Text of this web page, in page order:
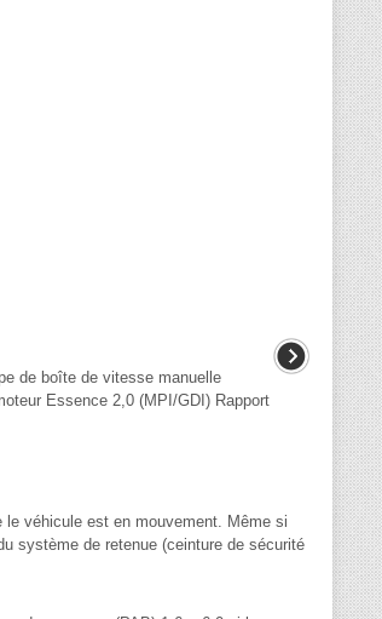
de boîte de vitesse manuelle
Essence 2,0 (MPI/GDI) Rapport
le véhicule est en mouvement. Même si
système de retenue (ceinture de sécurité